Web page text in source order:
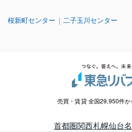
桜新町センター 二子玉川センター
売買・賃貸 全国29,950件
首都圏関西札幌仙台